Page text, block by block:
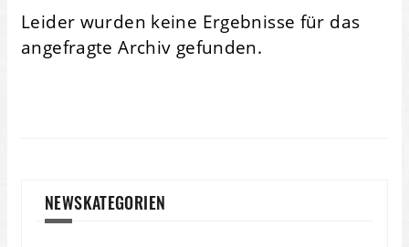
Leider wurden keine Ergebnisse für das
angefragte Archiv gefunden.
NEWSKATEGORIEN